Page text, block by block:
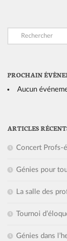
PROCHAIN
Aucun
ARTICLES
Concert Profs-
Génies pour
La salle des
Tournoi
Génies dans